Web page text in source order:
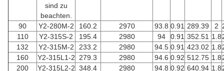
sind zu
beachten.
90 Y2-280M-2 160.2 2970 93.8 0.91 289.39 2
110
Y2-315S-2 195.4 2980 94 0.91 352.51 1.8
132
Y2-315M-2 233.2 2980 94.5 0.91 423.02 1.8
160
Y2-315L1-2 279.3 2980 94.6 0.92 512.75 1.8
200
Y2-315L2-2 348.4 2980 94.8 0.92 640.94 1.8